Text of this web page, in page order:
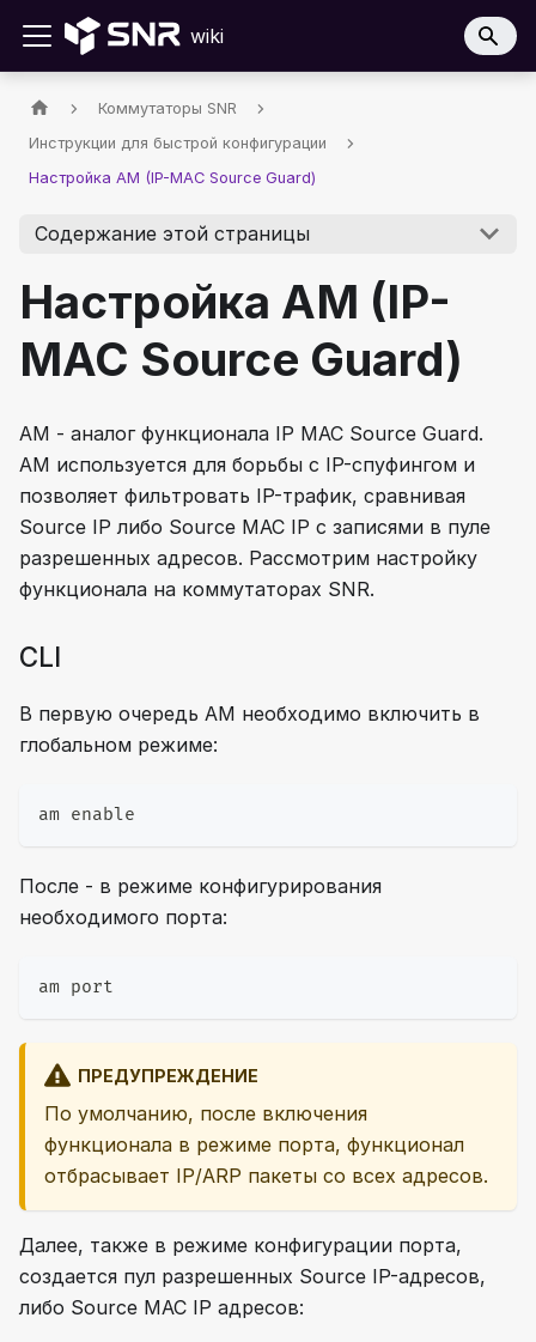
wiki
Коммутаторы SNR
Инструкции для быстрой конфигурации
Настройка AM (IP-MAC Source Guard)
Содержание этой страницы
Настройка AM (IP-
MAC Source Guard)
AM - аналог функционала IP MAC Source Guard.
AM используется для борьбы с IP-спуфингом и
позволяет фильтровать IP-трафик, сравнивая
Source IP либо Source MAC IP с записями в пуле
разрешенных адресов. Рассмотрим настройку
функционала на коммутаторах SNR.
CLI
В первую очередь AM необходимо включить в
глобальном режиме:
am enable
После - в режиме конфигурирования
необходимого порта:
am port
ПРЕДУПРЕЖДЕНИЕ
По умолчанию, после включения
функционала в режиме порта, функционал
отбрасывает IP/ARP пакеты со всех адресов.
Далее, также в режиме конфигурации порта,
создается пул разрешенных Source IP-адресов,
либо Source MAC IP адресов: